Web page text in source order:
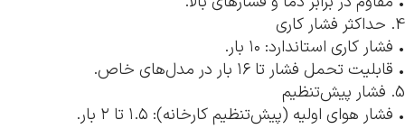
4. حداکثر فشار کاری
• فشار کاری استاندارد: ۱۰ بار.
• قابلیت تحمل فشار تا ۱۶ بار در مدل‌های خاص.
5. فشار پیش‌تنظیم
• فشار هوای اولیه (پیش‌تنظیم کارخانه): ۱.۵ تا ۲ بار.